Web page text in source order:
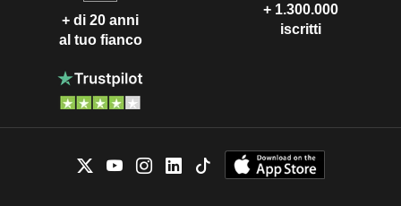
+ di 20 anni
al tuo fianco
+ 1.300.000
iscritti